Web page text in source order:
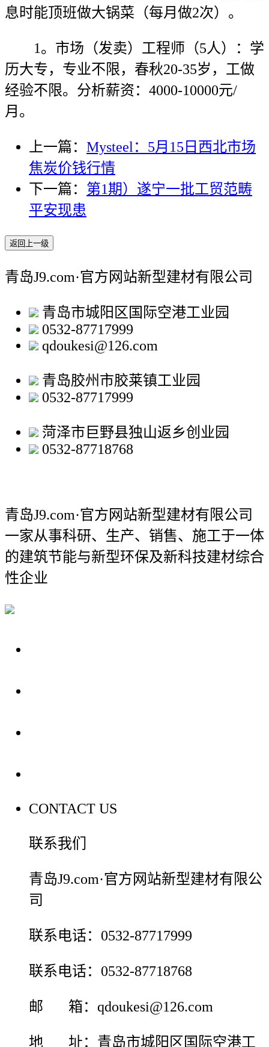
息时能顶班做大锅菜（每月做2次）。
1。市场（发卖）工程师（5人）：学
历大专，专业不限，春秋20-35岁，工做
经验不限。分析薪资：4000-10000元/
月。
上一篇： Mysteel：5月15日西北市场
焦炭价钱行情
下一篇： 第1期）遂宁一批工贸范畴
平安现患
返回上一级
青岛J9.com·官方网站新型建材有限公司
青岛市城阳区国际空港工业园
0532-87717999
qdoukesi@126.com
青岛胶州市胶莱镇工业园
0532-87717999
菏泽市巨野县独山返乡创业园
0532-87718768
青岛J9.com·官方网站新型建材有限公司
一家从事科研、生产、销售、施工于一体
的建筑节能与新型环保及新科技建材综合
性企业
CONTACT US
联系我们
青岛J9.com·官方网站新型建材有限公
司
联系电话：0532-87717999
联系电话：0532-87718768
邮 箱：qdoukesi@126.com
地 址：青岛市城阳区国际空港工